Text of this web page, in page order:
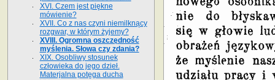
XVI. Czem jest piękne
mówienie?
XVII. Co z nas czyni niemilknący
rozgwar, w którym żyjemy?
XVIII. Ogromna oszczędność
myślenia. Słowa czy zdania?
XIX. Osobliwy stosunek
człowieka do jego dzieł.
Materjalna potęga ducha